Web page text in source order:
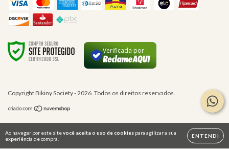
Ao navegar por este sitevocê aceita o uso de cookies para agilizar a sua
experiência de compra.
ENTENDI
Verificada por
Copyright Bikiny Society - 2026. Todos os direitos reservados.